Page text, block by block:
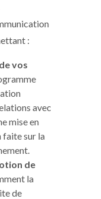
:
vos
avec
mise en
faite sur la
de
la
de